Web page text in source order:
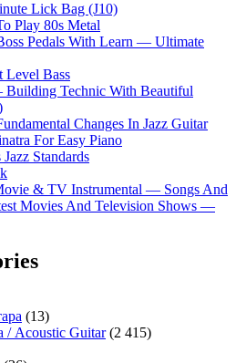
Lick Bag (J10)
Play 80s Metal
Pedals With Learn — Ultimate
Bass
Building Technic With Beautiful
Changes In Jazz Guitar
For Easy Piano
Standards
& TV Instrumental — Songs And
Movies And Television Shows —
(13)
/ Acoustic Guitar(2 415)